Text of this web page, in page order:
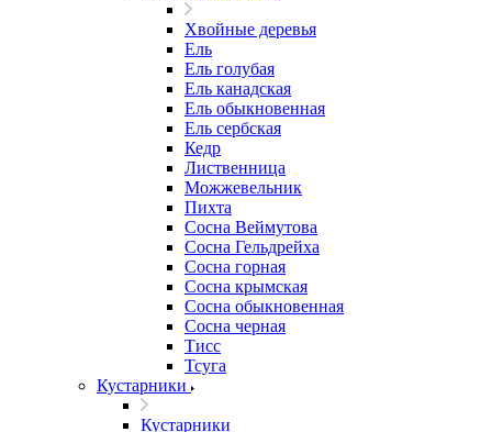
Хвойные деревья
Ель
Ель голубая
Ель канадская
Ель обыкновенная
Ель сербская
Кедр
Лиственница
Можжевельник
Пихта
Сосна Веймутова
Сосна Гельдрейха
Сосна горная
Сосна крымская
Сосна обыкновенная
Сосна черная
Тисс
Тсуга
Кустарники
Кустарники